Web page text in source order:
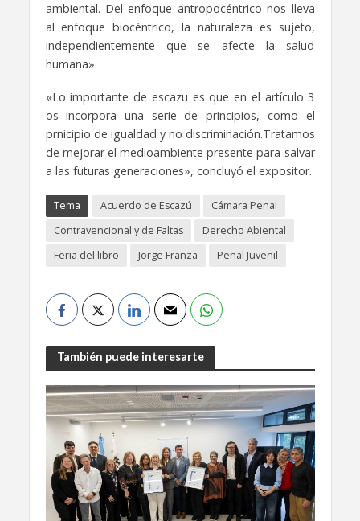
ambiental. Del enfoque antropocéntrico nos lleva
al enfoque biocéntrico, la naturaleza es sujeto,
independientemente que se afecte la salud
humana».
«Lo importante de escazu es que en el artículo 3
os incorpora una serie de principios, como el
prnicipio de igualdad y no discriminación.Tratamos
de mejorar el medioambiente presente para salvar
a las futuras generaciones», concluyó el expositor.
Tema Acuerdo de Escazú
Cámara Penal
Contravencional y de Faltas
Derecho Abiental
Feria del libro
Jorge Franza Penal Juvenil
También puede interesarte